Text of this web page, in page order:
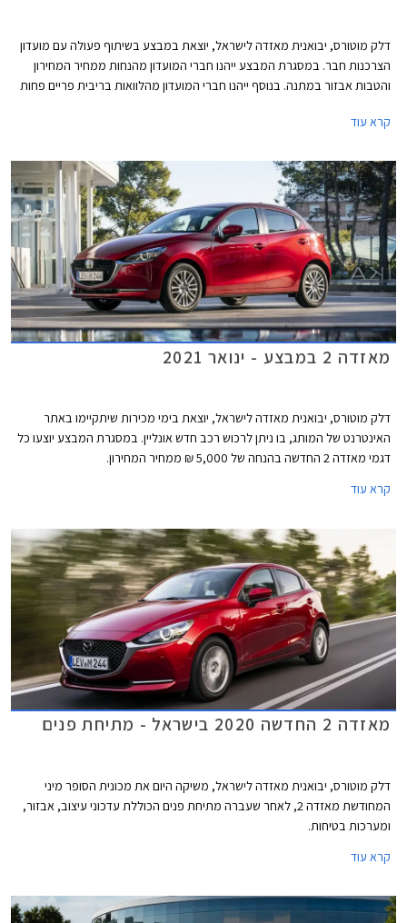
דלק מוטורס, יבואנית מאזדה לישראל, יוצאת במבצע בשיתוף פעולה עם מועדון
הצרכנות חבר. במסגרת המבצע ייהנו חברי המועדון מהנחות ממחיר המחירון
והטבות אבזור במתנה. בנוסף ייהנו חברי המועדון מהלוואות בריבית פריים פחות
תוכנית המימון חבר ליס. המבצע יתקיים בכל אולמות התצוגה של מאזדה בין
קרא עוד
מאזדה 2 במבצע - ינואר 2021
דלק מוטורס, יבואנית מאזדה לישראל, יוצאת בימי מכירות שיתקיימו באתר
האינטרנט של המותג, בו ניתן לרכוש רכב חדש אונליין. במסגרת המבצע יוצעו כל
דגמי מאזדה 2 החדשה בהנחה של 5,000 ₪ ממחיר המחירון.
קרא עוד
מאזדה 2 החדשה 2020 בישראל - מתיחת פנים
דלק מוטורס, יבואנית מאזדה לישראל, משיקה היום את מכונית הסופר מיני
המחודשת מאזדה 2, לאחר שעברה מתיחת פנים הכוללת עדכוני עיצוב, אבזור,
ומערכות בטיחות.
קרא עוד